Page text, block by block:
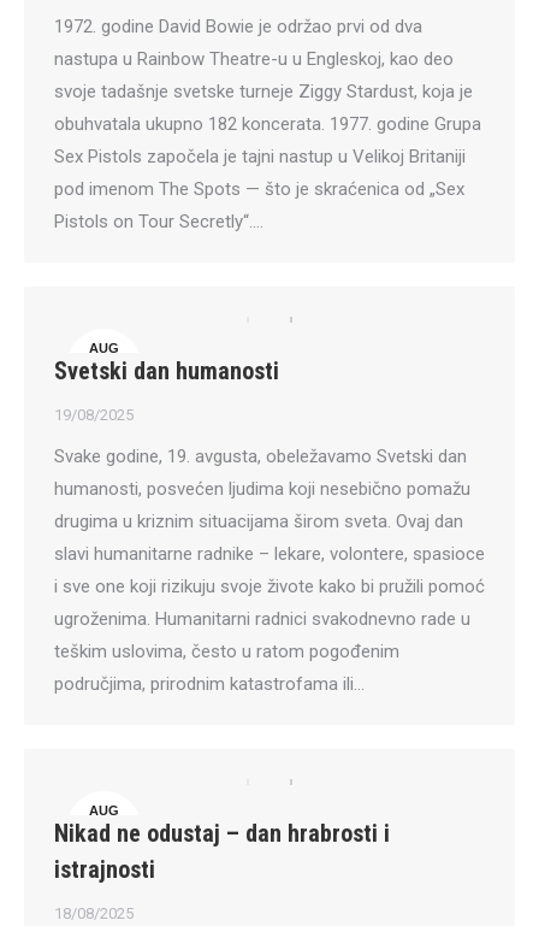
1972. godine David Bowie je održao prvi od dva
nastupa u Rainbow Theatre-u u Engleskoj, kao deo
svoje tadašnje svetske turneje Ziggy Stardust, koja je
obuhvatala ukupno 182 koncerata. 1977. godine Grupa
Sex Pistols započela je tajni nastup u Velikoj Britaniji
pod imenom The Spots — što je skraćenica od „Sex
Pistols on Tour Secretly“.…
AUG
19
Svetski dan humanosti
19/08/2025
Svake godine, 19. avgusta, obeležavamo Svetski dan
humanosti, posvećen ljudima koji nesebično pomažu
drugima u kriznim situacijama širom sveta. Ovaj dan
slavi humanitarne radnike – lekare, volontere, spasioce
i sve one koji rizikuju svoje živote kako bi pružili pomoć
ugroženima. Humanitarni radnici svakodnevno rade u
teškim uslovima, često u ratom pogođenim
područjima, prirodnim katastrofama ili…
AUG
18
Nikad ne odustaj – dan hrabrosti i
istrajnosti
18/08/2025